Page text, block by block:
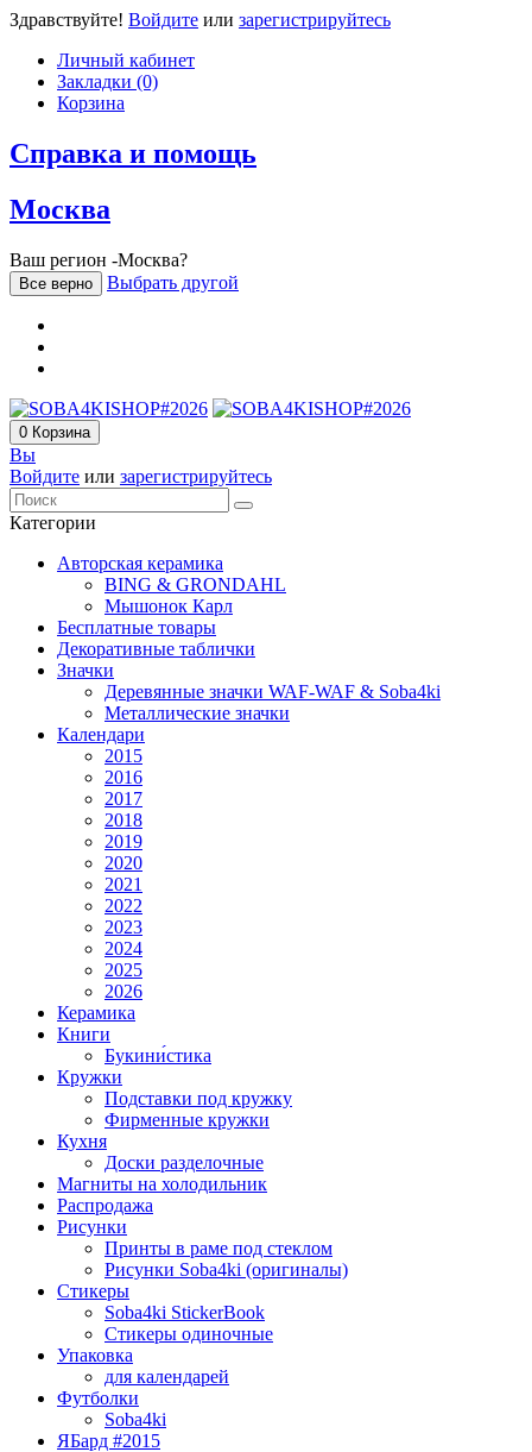
Здравствуйте! Войдите или зарегистрируйтесь
Личный кабинет
Закладки (0)
Корзина
Справка и помощь
Москва
Ваш регион -Москва?
Все верно Выбрать другой
0 Корзина
Вы
Войдите или зарегистрируйтесь
Категории
Авторская керамика
BING & GRONDAHL
Мышонок Карл
Бесплатные товары
Декоративные таблички
Значки
Деревянные значки WAF-WAF & Soba4ki
Металлические значки
Календари
2015
2016
2017
2018
2019
2020
2021
2022
2023
2024
2025
2026
Керамика
Книги
Букини́стика
Кружки
Подставки под кружку
Фирменные кружки
Кухня
Доски разделочные
Магниты на холодильник
Распродажа
Рисунки
Принты в раме под стеклом
Рисунки Soba4ki (оригиналы)
Стикеры
Soba4ki StickerBook
Стикеры одиночные
Упаковка
для календарей
Футболки
Soba4ki
ЯБард #2015